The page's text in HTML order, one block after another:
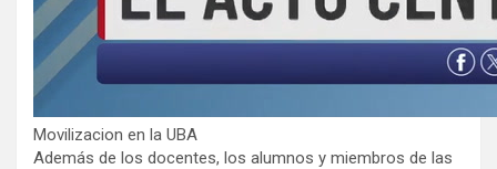
Movilizacion en la UBA
Además de los docentes, los alumnos y miembros de las